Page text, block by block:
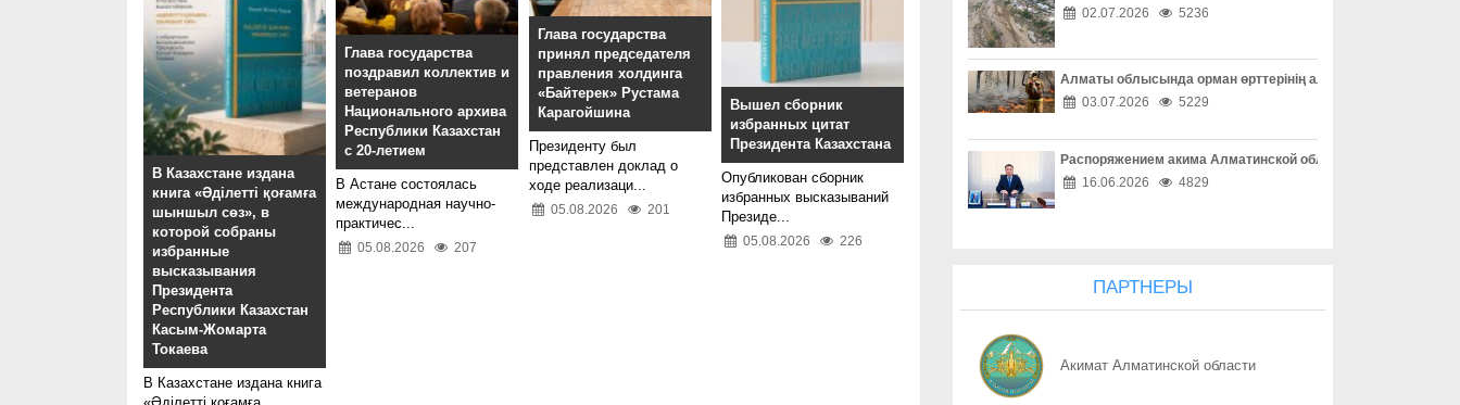
В Казахстане издана
книга «Әділетті қоғамға
шыншыл сөз», в
которой собраны
избранные
высказывания
Президента
Республики Казахстан
Касым-Жомарта
Токаева
В Казахстане издана книга
Глава государства
поздравил коллектив и
ветеранов
Национального архива
Республики Казахстан
с 20-летием
В Астане состоялась
международная научно-
практичес...
05.08.2026 207
Глава государства
принял председателя
правления холдинга
«Байтерек» Рустама
Карагойшина
Президенту был
представлен доклад о
ходе реализаци...
05.08.2026 201
Вышел сборник
избранных цитат
Президента Казахстана
Опубликован сборник
избранных высказываний
Президе...
05.08.2026 226
07.08 Свыше 1900 ИИ-фильмов из более чем 90 стран поступило на
07.08 У граждан высокие ожидания от выборов в Курултай – опрос
07.08 Еліміздің ертеңі – әрбір азаматтың таңдауында
Безопасный атом начинается с науки: какую роль играют
07.08
02.07.2026
5236
Алматы облысында орман өрттерінің алдын алу жұмыстары
03.07.2026
5229
Распоряжением акима Алматинской области Куаныш
16.06.2026
4829
ПАРТНЕРЫ
Акимат Алматинской области